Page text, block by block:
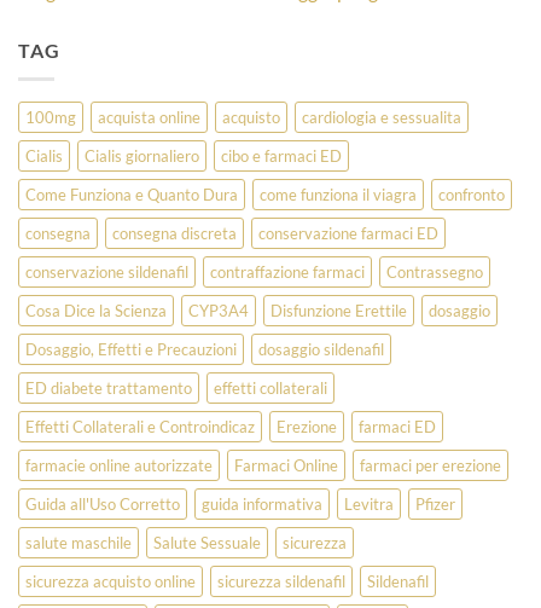
TAG
100mg acquista online acquisto
cardiologia e sessualita
Cialis
Cialis giornaliero
cibo e farmaci ED
Come Funziona e Quanto Dura
come funziona il viagra
confronto
consegna
consegna discreta
conservazione farmaci ED
conservazione sildenafil
contraffazione farmaci
Contrassegno
Cosa Dice la Scienza
CYP3A4 Disfunzione Erettile
dosaggio
Dosaggio, Effetti e Precauzioni
dosaggio sildenafil
ED diabete trattamento
effetti collaterali
Effetti Collaterali e Controindicaz
Erezione
farmaci ED
farmacie online autorizzate
Farmaci Online
farmaci per erezione
Guida all'Uso Corretto
guida informativa Levitra
Pfizer
salute maschile
Salute Sessuale
sicurezza
sicurezza acquisto online
sicurezza sildenafil Sildenafil